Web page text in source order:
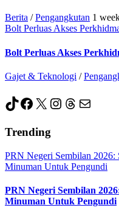
Berita /Pengangkutan 1
Bolt Perluas Akses
Bolt Perluas Akses
Gajet & Teknologi /
TikTok
Facebook
X Instagram
Threads
Mail
Trending
PRN Negeri Sembilan 2026:
Minuman Untuk Pengundi
PRN Negeri Sembilan
Minuman Untuk Pengundi